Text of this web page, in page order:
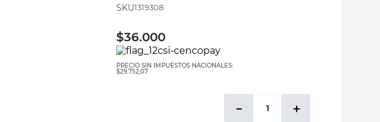
:1319308
$36.000
PRECIO SIN IMPUESTOS NACIONALES:
$29.752,07
＋
－